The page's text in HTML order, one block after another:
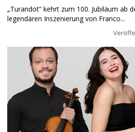
„Turandot“ kehrt zum 100. Jubiläum ab
legendären Inszenierung von Franco...